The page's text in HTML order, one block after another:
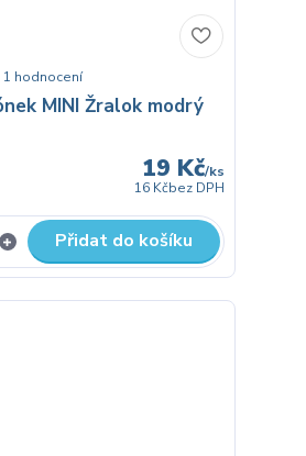
1 hodnocení
MINI Žralok modrý
19 Kč/ks
16 Kčbez DPH
Přidat do košíku